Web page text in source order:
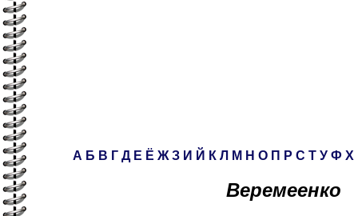
А Б В Г Д Е Ё Ж З И Й К Л М Н О П Р С Т У Ф Х
Веремеенко